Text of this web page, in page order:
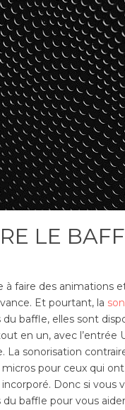
LE
faire des animations
Et pourtant, la
baffle, elles sont
en un, avec
sonorisation
pour ceux qui
Donc si
du baffle pour vous